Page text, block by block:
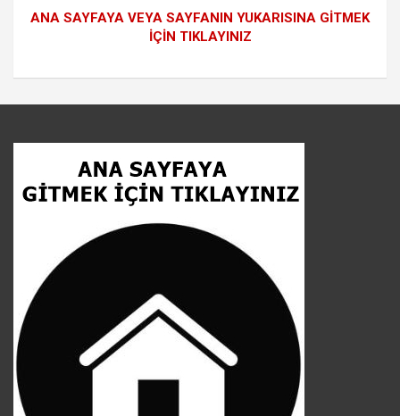
ANA SAYFAYA VEYA SAYFANIN YUKARISINA GİTMEK
İÇİN TIKLAYINIZ